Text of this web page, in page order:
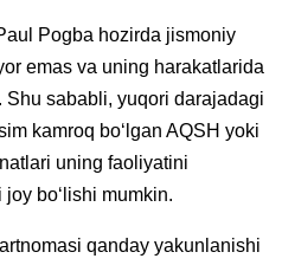
Pogba hozirda jismoniy
emas va uning harakatlarida
Shu sababli, yuqori darajadagi
kamroq boʻlgan AQSH yoki
uning faoliyatini
boʻlishi mumkin.
qanday yakunlanishi